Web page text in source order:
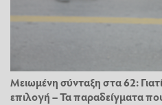
Μειωμένη σύνταξη στα 62:
επιλογή – Τα παραδείγματα